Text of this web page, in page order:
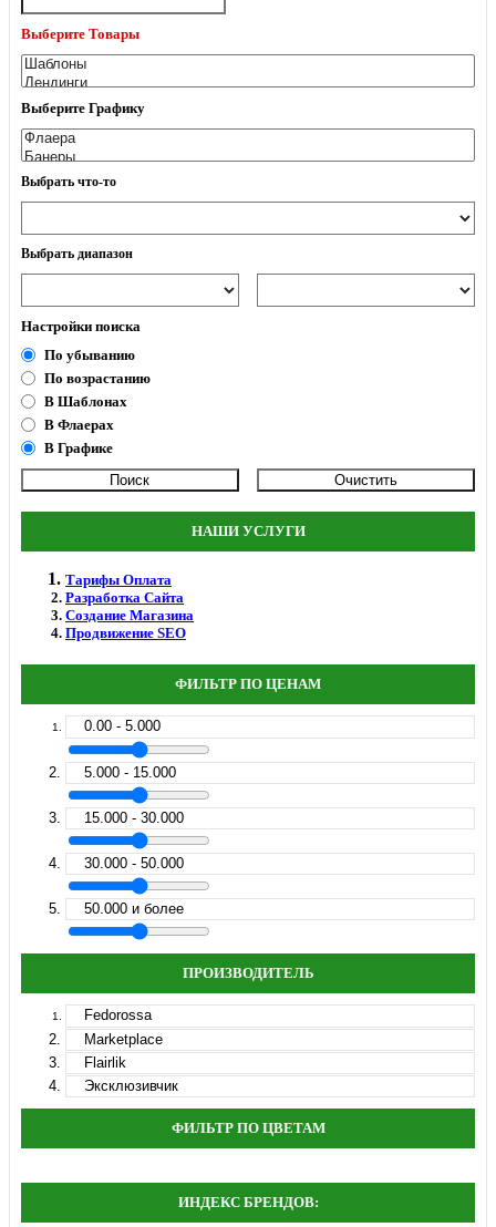
Выберите Товары
Выберите Графику
Выбрать что-то
Выбрать диапазон
Настройки поиска
По убыванию
По возрастанию
В Шаблонах
В Флаерах
В Графике
НАШИ УСЛУГИ
Тарифы Оплата
Разработка Сайта
Создание Магазина
Продвижение SEO
ФИЛЬТР ПО ЦЕНАМ
0.00 - 5.000
5.000 - 15.000
15.000 - 30.000
30.000 - 50.000
50.000 и более
ПРОИЗВОДИТЕЛЬ
Fedorossa
Marketplace
Flairlik
Эксклюзивчик
ФИЛЬТР ПО ЦВЕТАМ
ИНДЕКС БРЕНДОВ: